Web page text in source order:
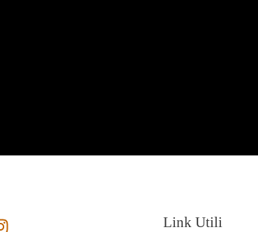
Link Utili